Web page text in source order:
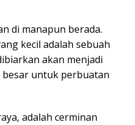
di manapun berada.
kecil adalah sebuah
akan menjadi
untuk perbuatan
adalah cerminan